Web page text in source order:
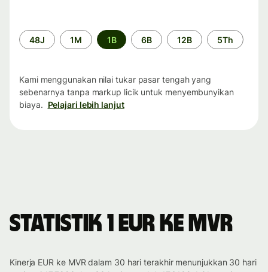
Periode
waktu
48J 1M 1B 6B 12B 5Th
Kami menggunakan nilai tukar pasar tengah yang
sebenarnya tanpa markup licik untuk menyembunyikan
biaya. Pelajari lebih lanjut
Statistik 1 EUR ke MVR
Kinerja EUR ke MVR dalam 30 hari terakhir menunjukkan 30 hari